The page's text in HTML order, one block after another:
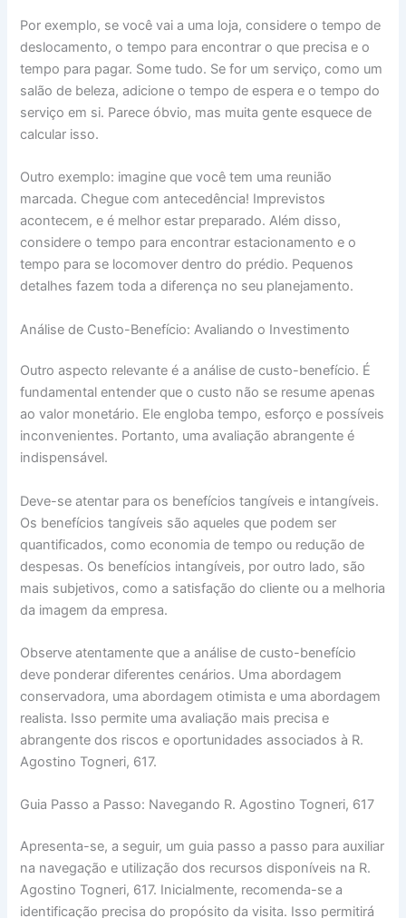
Por exemplo, se você vai a uma loja, considere o tempo de
deslocamento, o tempo para encontrar o que precisa e o
tempo para pagar. Some tudo. Se for um serviço, como um
salão de beleza, adicione o tempo de espera e o tempo do
serviço em si. Parece óbvio, mas muita gente esquece de
calcular isso.
Outro exemplo: imagine que você tem uma reunião
marcada. Chegue com antecedência! Imprevistos
acontecem, e é melhor estar preparado. Além disso,
considere o tempo para encontrar estacionamento e o
tempo para se locomover dentro do prédio. Pequenos
detalhes fazem toda a diferença no seu planejamento.
Análise de Custo-Benefício: Avaliando o Investimento
Outro aspecto relevante é a análise de custo-benefício. É
fundamental entender que o custo não se resume apenas
ao valor monetário. Ele engloba tempo, esforço e possíveis
inconvenientes. Portanto, uma avaliação abrangente é
indispensável.
Deve-se atentar para os benefícios tangíveis e intangíveis.
Os benefícios tangíveis são aqueles que podem ser
quantificados, como economia de tempo ou redução de
despesas. Os benefícios intangíveis, por outro lado, são
mais subjetivos, como a satisfação do cliente ou a melhoria
da imagem da empresa.
Observe atentamente que a análise de custo-benefício
deve ponderar diferentes cenários. Uma abordagem
conservadora, uma abordagem otimista e uma abordagem
realista. Isso permite uma avaliação mais precisa e
abrangente dos riscos e oportunidades associados à R.
Agostino Togneri, 617.
Guia Passo a Passo: Navegando R. Agostino Togneri, 617
Apresenta-se, a seguir, um guia passo a passo para auxiliar
na navegação e utilização dos recursos disponíveis na R.
Agostino Togneri, 617. Inicialmente, recomenda-se a
identificação precisa do propósito da visita. Isso permitirá